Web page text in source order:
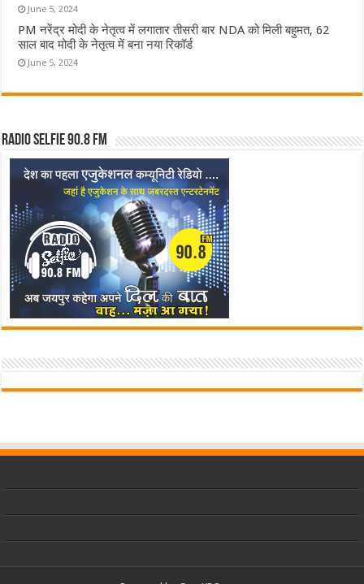
June 5, 2024
PM नरेंद्र मोदी के नेतृत्व में लगातार तीसरी बार NDA को मिली बहुमत, 62
साल बाद मोदी के नेतृत्व में बना नया रिकॉर्ड
June 5, 2024
Radio Selfie 90.8 FM